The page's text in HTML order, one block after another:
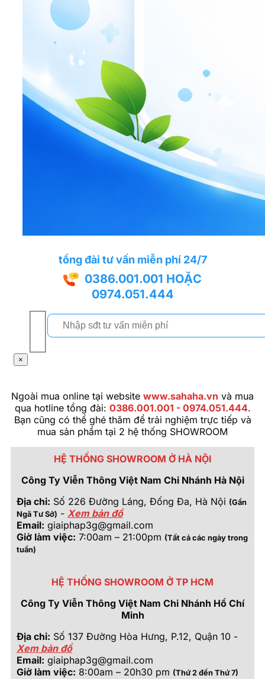
tổng đài tư vấn miễn phí 24/7
0386.001.001 HOẶC
0974.051.444
×
Ngoài mua online tại website www.sahaha.vn và mua
qua hotline tổng đài: 0386.001.001 - 0974.051.444.
Bạn cũng có thể ghé thăm để trải nghiệm trực tiếp và
mua sản phẩm tại 2 hệ thống SHOWROOM
HỆ THỐNG SHOWROOM Ở HÀ NỘI
Công Ty Viễn Thông Việt Nam Chi Nhánh Hà Nội
Địa chỉ: Số 226 Đường Láng, Đống Đa, Hà Nội (Gần
Ngã Tư Sở) - Xem bản đồ
Email: giaiphap3g@gmail.com
Giờ làm việc: 7:00am – 21:00pm (Tất cả các ngày trong
tuần)
HỆ THỐNG SHOWROOM Ở TP HCM
Công Ty Viễn Thông Việt Nam Chi Nhánh Hồ Chí
Minh
Địa chỉ: Số 137 Đường Hòa Hưng, P.12, Quận 10 -
Xem bản đồ
Email: giaiphap3g@gmail.com
Giờ làm việc: 8:00am – 20h30 pm (Thứ 2 đến Thứ 7)